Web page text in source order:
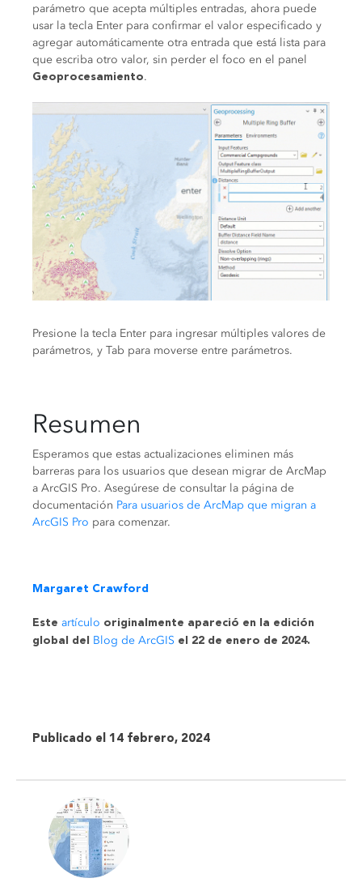
parámetro que acepta múltiples entradas, ahora puede
usar la tecla Enter para confirmar el valor especificado y
agregar automáticamente otra entrada que está lista para
que escriba otro valor, sin perder el foco en el panel
Geoprocesamiento.
Presione la tecla Enter para ingresar múltiples valores de
parámetros, y Tab para moverse entre parámetros.
Resumen
Esperamos que estas actualizaciones eliminen más
barreras para los usuarios que desean migrar de ArcMap
a ArcGIS Pro. Asegúrese de consultar la página de
documentación Para usuarios de ArcMap que migran a
ArcGIS Pro para comenzar.
Margaret Crawford
Este artículo originalmente apareció en la edición
global del Blog de ArcGIS el 22 de enero de 2024.
Publicado el 14 febrero, 2024